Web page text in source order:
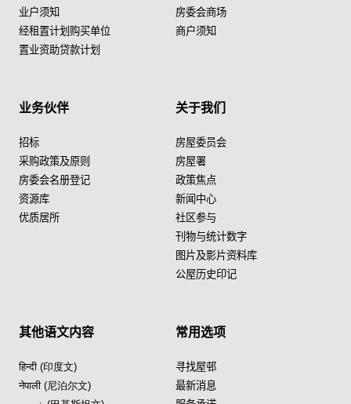
业户须知
经租置计划购买单位
置业资助贷款计划
房委会商场
商户须知
业务伙伴
招标
采购政策及原则
房委会名册登记
资源库
优质居所
关于我们
房屋委员会
房屋署
政策焦点
新闻中心
社区参与
刊物与统计数字
图片及影片资料库
公屋历史印记
其他语文内容
हिन्दी (印度文)
नेपाली (尼泊尔文)
常用选项
寻找屋邨
最新消息